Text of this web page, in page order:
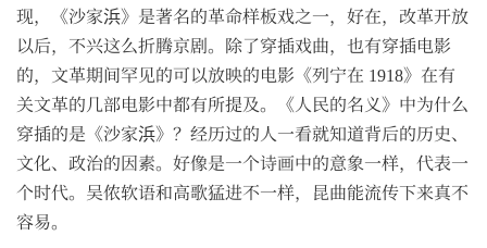
现，《沙家浜》是著名的革命样板戏之一，好在，改革开放
以后，不兴这么折腾京剧。除了穿插戏曲，也有穿插电影
的，文革期间罕见的可以放映的电影《列宁在 1918》在有
关文革的几部电影中都有所提及。《人民的名义》中为什么
穿插的是《沙家浜》？经历过的人一看就知道背后的历史、
文化、政治的因素。好像是一个诗画中的意象一样，代表一
个时代。吴侬软语和高歌猛进不一样，昆曲能流传下来真不
容易。